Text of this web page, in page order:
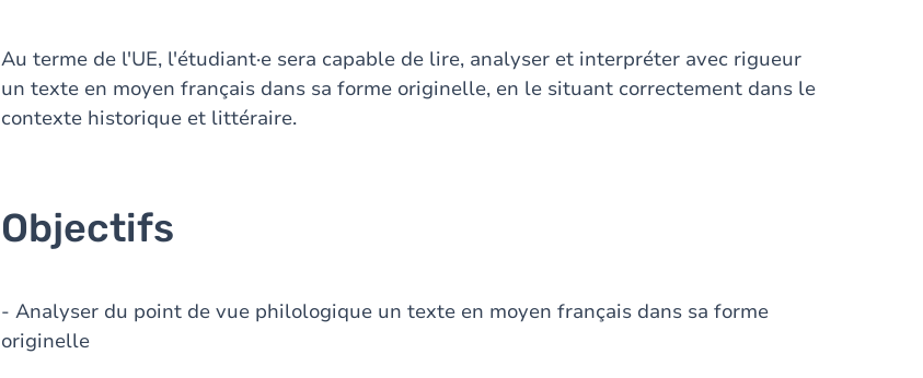
Au terme de l'UE, l'étudiant·e sera capable de lire, analyser et interpréter avec rigueur
un texte en moyen français dans sa forme originelle, en le situant correctement dans le
contexte historique et littéraire.
Objectifs
- Analyser du point de vue philologique un texte en moyen français dans sa forme
originelle